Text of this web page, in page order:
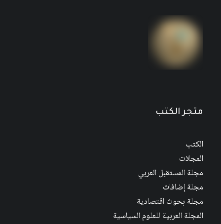
متجر الكتب
الكتب
المجلات
مجلة المستقبل العربي
مجلة إضافات
مجلة بحوث اقتصادية
المجلة العربية للعلوم السياسية